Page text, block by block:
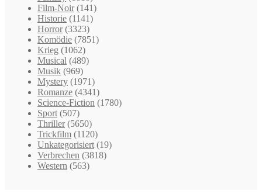
Film-Noir (141)
Historie (1141)
Horror (3323)
Komödie (7851)
Krieg (1062)
Musical (489)
Musik (969)
Mystery (1971)
Romanze (4341)
Science-Fiction (1780)
Sport (507)
Thriller (5650)
Trickfilm (1120)
Unkategorisiert (19)
Verbrechen (3818)
Western (563)